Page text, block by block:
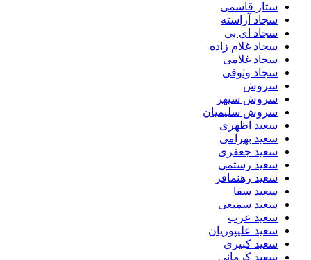
ستار قاسمی
سجاد آراسته
سجاد ای بی
سجاد غلام زاده
سجاد غلامی
سجاد وثوقى
سروش
سروش سپهر
سروش سلیمیان
سعید اظهری
سعید بهرامی
سعید جعفری
سعید رستمی
سعید رهنمافر
سعید سقا
سعید سمیعی
سعید عرب
سعید علیپوریان
سعید کبیری
سعید کرمانی